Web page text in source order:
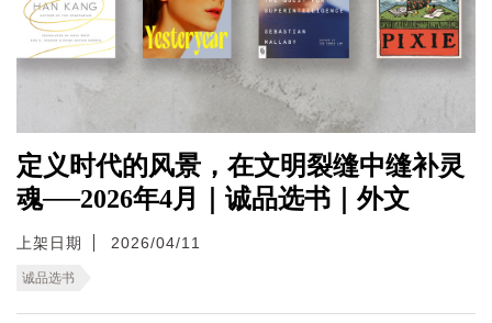
定义时代的风景，在文明裂缝中缝补灵
魂──2026年4月｜诚品选书｜外文
上架日期 2026/04/11
诚品选书